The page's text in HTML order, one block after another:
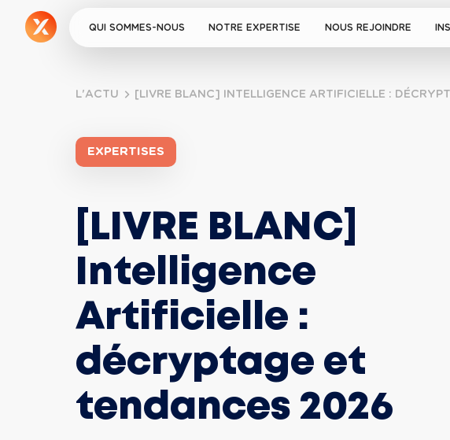
QUI SOMMES-NOUS NOTRE EXPERTISE NOUS REJOINDRE
L'ACTU [LIVRE BLANC] INTELLIGENCE ARTIFICIELLE :
EXPERTISES
[LIVRE BLANC]
Intelligence
Artificielle :
décryptage et
tendances 2026